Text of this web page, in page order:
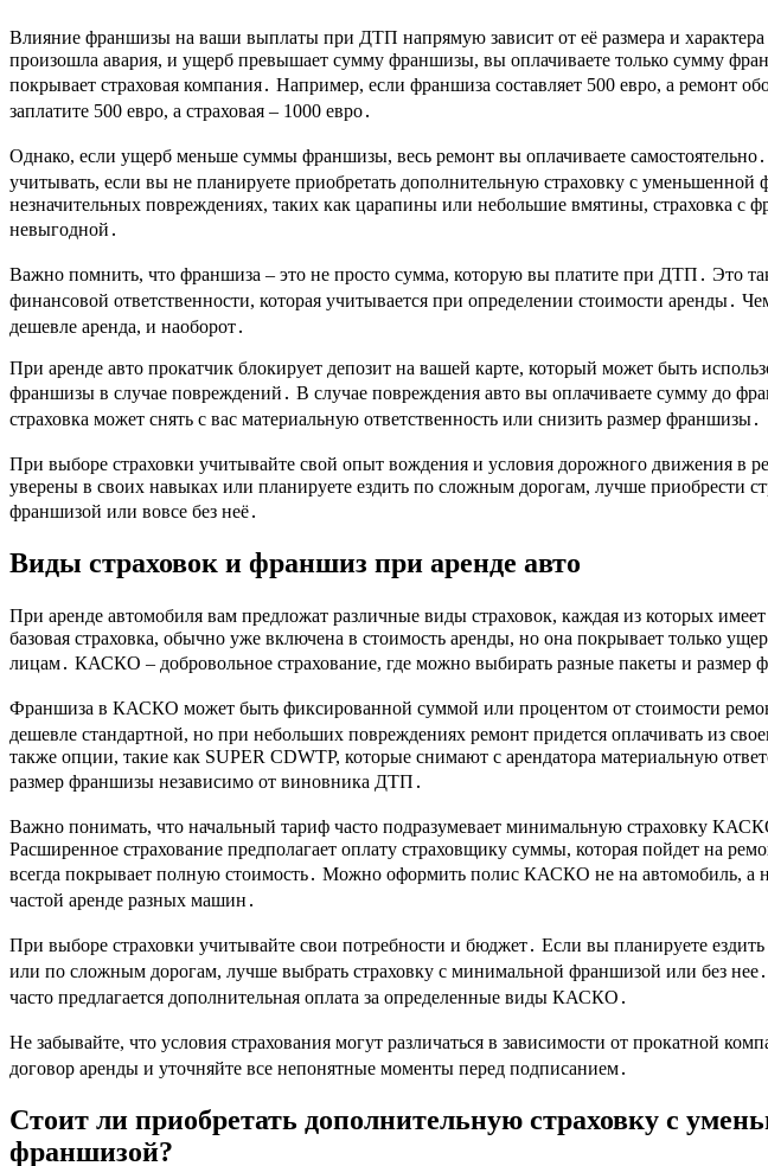
Влияние франшизы на ваши выплаты при ДТП напрямую зависит от её размера и
произошла авария, и ущерб превышает сумму франшизы, вы оплачиваете только сумму
покрывает страховая компания․ Например, если франшиза составляет 500 евро, а ремонт
заплатите 500 евро, а страховая – 1000 евро․
Однако, если ущерб меньше суммы франшизы, весь ремонт вы оплачиваете
учитывать, если вы не планируете приобретать дополнительную страховку с
незначительных повреждениях, таких как царапины или небольшие вмятины, страховка с
невыгодной․
Важно помнить, что франшиза – это не просто сумма, которую вы платите при ДТП․ Это
финансовой ответственности, которая учитывается при определении стоимости аренды․
дешевле аренда, и наоборот․
При аренде авто прокатчик блокирует депозит на вашей карте, который может быть
франшизы в случае повреждений․ В случае повреждения авто вы оплачиваете сумму до
страховка может снять с вас материальную ответственность или снизить размер франшизы․
При выборе страховки учитывайте свой опыт вождения и условия дорожного движения в
уверены в своих навыках или планируете ездить по сложным дорогам, лучше приобрести
франшизой или вовсе без неё․
Виды страховок и франшиз при аренде авто
При аренде автомобиля вам предложат различные виды страховок, каждая из которых
базовая страховка, обычно уже включена в стоимость аренды, но она покрывает только
лицам․ КАСКО – добровольное страхование, где можно выбирать разные пакеты и размер
Франшиза в КАСКО может быть фиксированной суммой или процентом от стоимости
дешевле стандартной, но при небольших повреждениях ремонт придется оплачивать из
также опции, такие как SUPER CDWTP, которые снимают с арендатора материальную
размер франшизы независимо от виновника ДТП․
Важно понимать, что начальный тариф часто подразумевает минимальную страховку
Расширенное страхование предполагает оплату страховщику суммы, которая пойдет на
всегда покрывает полную стоимость․ Можно оформить полис КАСКО не на автомобиль, а
частой аренде разных машин․
При выборе страховки учитывайте свои потребности и бюджет․ Если вы планируете
или по сложным дорогам, лучше выбрать страховку с минимальной франшизой или без
часто предлагается дополнительная оплата за определенные виды КАСКО․
Не забывайте, что условия страхования могут различаться в зависимости от прокатной
договор аренды и уточняйте все непонятные моменты перед подписанием․
Стоит ли приобретать дополнительную страховку с
франшизой?